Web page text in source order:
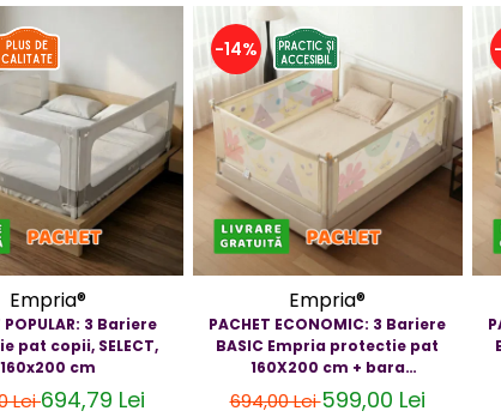
Empria®
POPULAR: 3 Bariere
pat copii, SELECT,
160x200 cm
Lei694,79 Lei
-14%
Empria®
PACHET ECONOMIC: 3 Bariere
BASIC Empria protectie pat
160X200 cm + bara
stabilizatoare
694,00 Lei599,00 Lei